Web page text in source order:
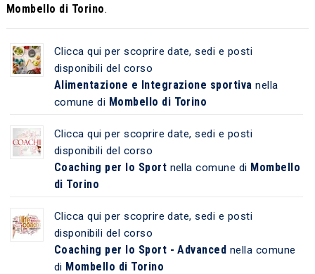
Mombello di Torino.
Clicca qui per scoprire date, sedi e posti
disponibili del corso
Alimentazione e Integrazione sportiva nella
comune di Mombello di Torino
Clicca qui per scoprire date, sedi e posti
disponibili del corso
Coaching per lo Sport nella comune di Mombello
di Torino
Clicca qui per scoprire date, sedi e posti
disponibili del corso
Coaching per lo Sport - Advanced nella comune
di Mombello di Torino